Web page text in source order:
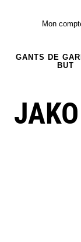
Mon
GANTS DE
BUT